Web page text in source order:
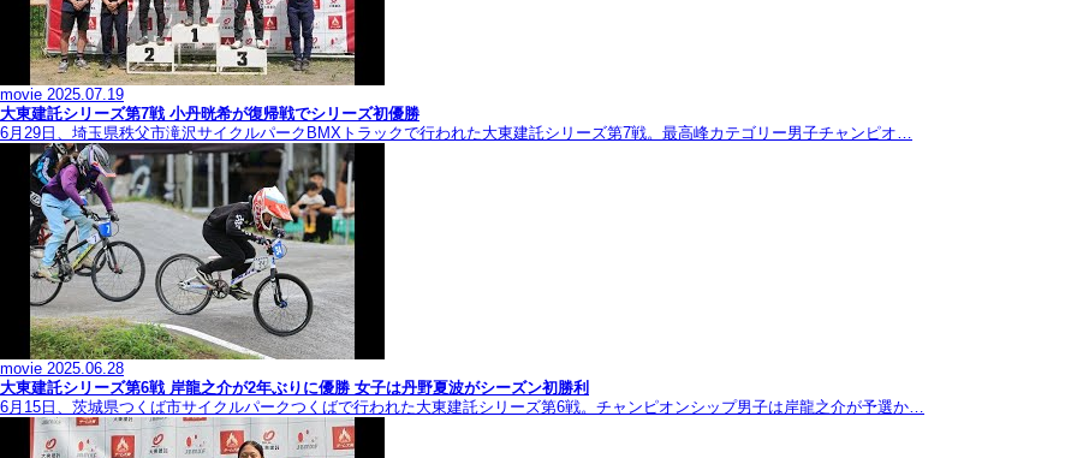
movie 2025.07.19
大東建託シリーズ第7戦 ⼩丹晄希が復帰戦でシリーズ初優勝
6月29日、埼玉県秩父市滝沢サイクルパークBMXトラックで行われた大東建託シリーズ第7戦。最高峰カテゴリー男子チャンピオ…
movie 2025.06.28
大東建託シリーズ第6戦 岸龍之介が2年ぶりに優勝 女子は丹野夏波がシーズン初勝利
6月15日、茨城県つくば市サイクルパークつくばで行われた大東建託シリーズ第6戦。チャンピオンシップ男子は岸龍之介が予選か…